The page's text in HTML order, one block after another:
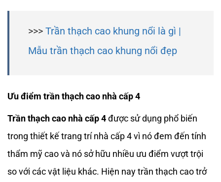
>>> Trần thạch cao khung nổi là gì |
Mẫu trần thạch cao khung nổi đẹp
Ưu điểm trần thạch cao nhà cấp 4
Trần thạch cao nhà cấp 4được sử dụng phổ biến
trong thiết kế trang trí nhà cấp 4 vì nó đem đến tính
thẩm mỹ cao và nó sở hữu nhiều ưu điểm vượt trội
so với các vật liệu khác. Hiện nay trần thạch cao trở